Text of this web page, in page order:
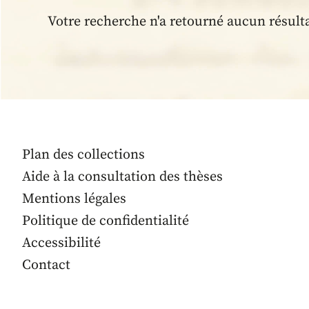
Votre recherche n'a retourné aucun
Plan des collections
Aide à la consultation des thèses
Mentions légales
Politique de confidentialité
Accessibilité
Contact